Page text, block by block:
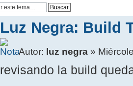
Luz Negra: Build
Autor: luz negra »
revisando la build